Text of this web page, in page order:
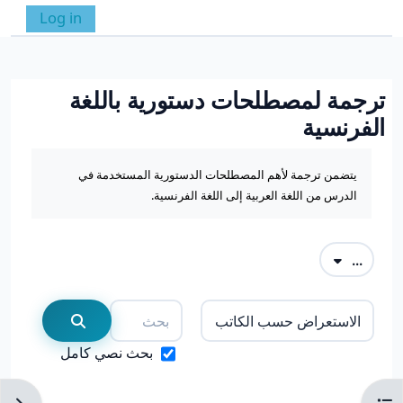
واجهة جانبية
تبديل إدخال البحث
Log in
ترجمة لمصطلحات دستورية باللغة
الفرنسية
يتضمن ترجمة لأهم المصطلحات الدستورية المستخدمة في
الدرس من اللغة العربية إلى اللغة الفرنسية.
... تصدير المصطلحات
استعراض قاموس المصطلحات باستعمال الفهرس
بحث
بحث
بحث نصي كامل